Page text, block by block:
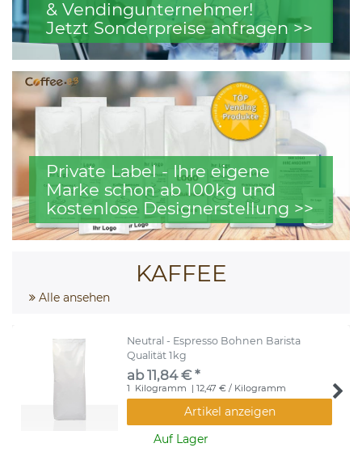
& Vendingunternehmer!
Jetzt Sonderpreise anfragen >>
Private Label - Ihre eigene
Marke schon ab 100kg und
kostenlose Designerstellung >>
KAFFEE
Alle ansehen
Neutral - Espresso Bohnen Barista
Qualität 1kg
ab 11,84 € *
1 Kilogramm | 12,47 € / Kilogramm
Artikel anzeigen
Auf Lager